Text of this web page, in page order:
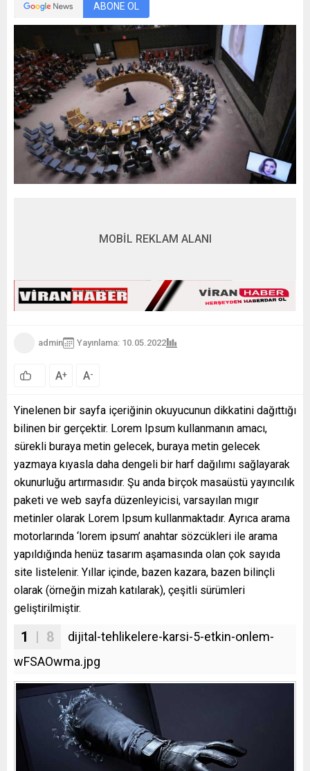
ABONE OL
MOBİL REKLAM ALANI
admin Yayınlama: 10.05.2022
A+ A-
Yinelenen bir sayfa içeriğinin okuyucunun dikkatini dağıttığı
bilinen bir gerçektir. Lorem Ipsum kullanmanın amacı,
sürekli buraya metin gelecek, buraya metin gelecek
yazmaya kıyasla daha dengeli bir harf dağılımı sağlayarak
okunurluğu artırmasıdır. Şu anda birçok masaüstü yayıncılık
paketi ve web sayfa düzenleyicisi, varsayılan mıgır
metinler olarak Lorem Ipsum kullanmaktadır. Ayrıca arama
motorlarında ‘lorem ipsum’ anahtar sözcükleri ile arama
yapıldığında henüz tasarım aşamasında olan çok sayıda
site listelenir. Yıllar içinde, bazen kazara, bazen bilinçli
olarak (örneğin mizah katılarak), çeşitli sürümleri
geliştirilmiştir.
1 | 8
dijital-tehlikelere-karsi-5-etkin-onlem-
wFSAOwma.jpg